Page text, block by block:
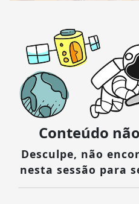
Conteúdo
Desculpe, não
nesta sessão para